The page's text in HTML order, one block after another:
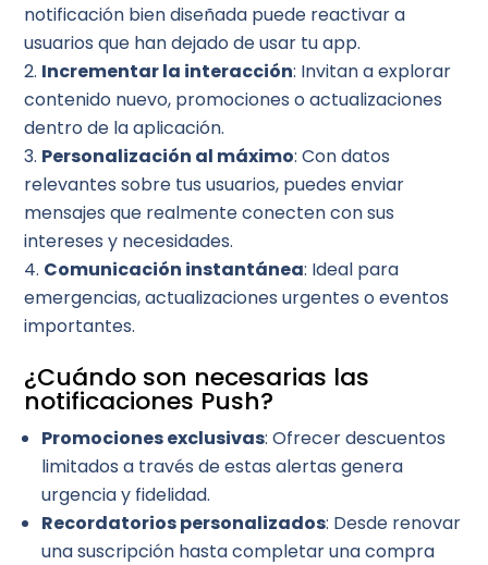
notificación bien diseñada puede reactivar a
usuarios que han dejado de usar tu app.
Incrementar la interacción: Invitan a explorar
contenido nuevo, promociones o actualizaciones
dentro de la aplicación.
Personalización al máximo: Con datos
relevantes sobre tus usuarios, puedes enviar
mensajes que realmente conecten con sus
intereses y necesidades.
Comunicación instantánea: Ideal para
emergencias, actualizaciones urgentes o eventos
importantes.
¿Cuándo son necesarias las
notificaciones Push?
Promociones exclusivas: Ofrecer descuentos
limitados a través de estas alertas genera
urgencia y fidelidad.
Recordatorios personalizados: Desde renovar
una suscripción hasta completar una compra